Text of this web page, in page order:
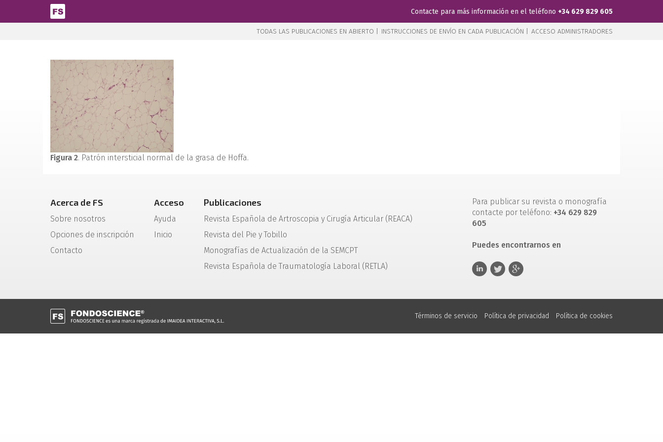
Pasar al contenido principal
Contacte para más información en el teléfono +34 629 829 605
TODAS LAS PUBLICACIONES EN ABIERTO | INSTRUCCIONES DE ENVÍO EN CADA PUBLICACIÓN | ACCESO ADMINISTRADORES
Figura 2. Patrón intersticial normal de la grasa de Hoffa.
Acerca de FS
Sobre nosotros
Opciones de inscripción
Contacto
Acceso
Ayuda
Inicio
Publicaciones
Revista Española de Artroscopia y Cirugía Articular (REACA)
Revista del Pie y Tobillo
Monografías de Actualización de la SEMCPT
Revista Española de Traumatología Laboral (RETLA)
Para publicar su revista o monografía
contacte por teléfono: +34 629 829
605
Puedes encontrarnos en
Términos de servicio Política de privacidad Política de cookies